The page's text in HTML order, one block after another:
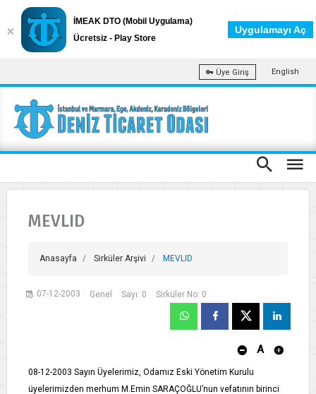
Üye Giriş English
MEVLID
Anasayfa Sirküler Arşivi MEVLID
07-12-2003 Genel Sayı: 0 Sirküler No: 0
A
08-12-2003 Sayın Üyelerimiz, Odamız Eski Yönetim Kurulu
üyelerimizden merhum M.Emin SARAÇOĞLU’nun vefatının birinci
İMEAK DTO (Mobil Uygulama)
Ücretsiz - Play Store
Uygulamayı Aç